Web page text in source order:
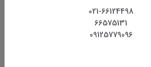
021-66124498
66575131
09125779096